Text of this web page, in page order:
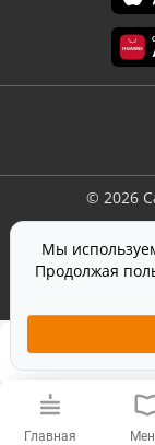
Главная
11 350 ₽
© 2026
Согласие
На сайте
Мы
Продолжая